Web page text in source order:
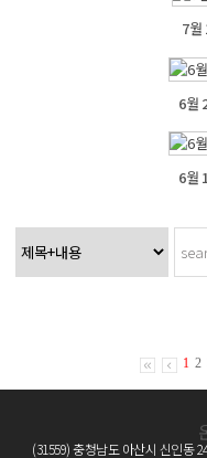
7월
6월
6월
1 2
(31559) 충청남도 아산시 신인동